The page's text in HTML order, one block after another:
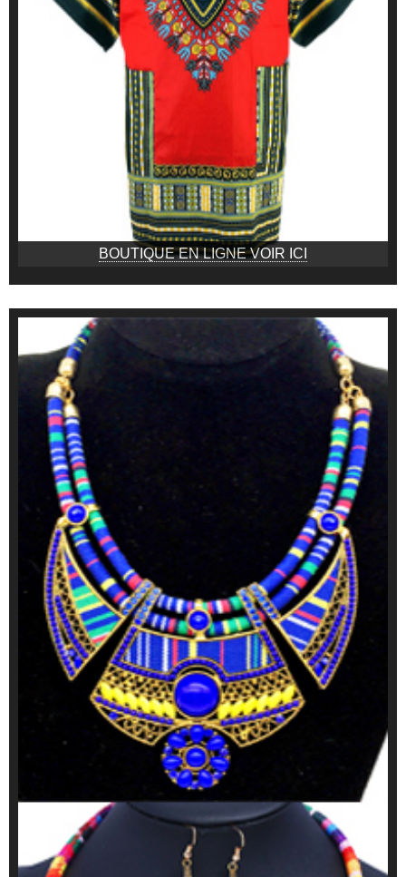
BOUTIQUE EN LIGNE VOIR ICI